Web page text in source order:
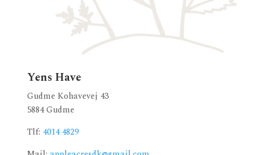
Yens Have
Gudme Kohavevej 43
5884 Gudme
Tlf: 4014 4829